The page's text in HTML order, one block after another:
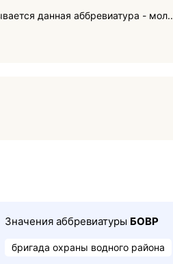
На данной странице вы сможете узнать как расшифровывается данная аббревиатура - мол..
Значения аббревиатуры БОВР
бригада охраны водного района